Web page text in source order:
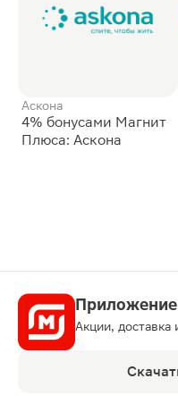
Аскона
4% бонусами Магнит
Плюса: Аскона
Акции, доставка